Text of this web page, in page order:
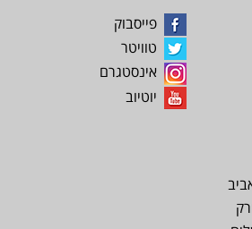
פייסבוק
טוויטר
אינסטגרם
יוטיוב